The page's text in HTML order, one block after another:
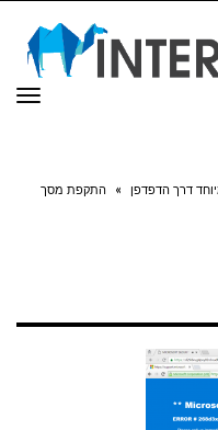
דרך הדפדפן » התקפת מסך